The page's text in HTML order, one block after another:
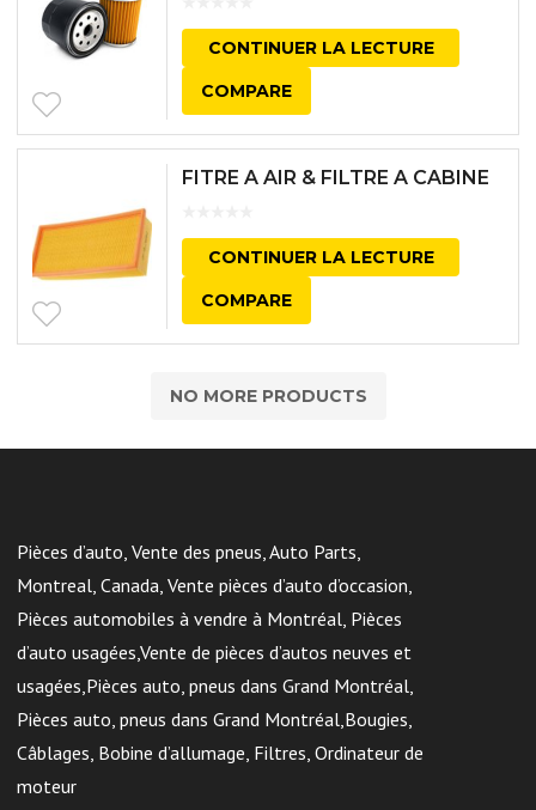
CONTINUER LA LECTURE
COMPARE
FITRE A AIR & FILTRE A CABINE
CONTINUER LA LECTURE
COMPARE
NO MORE PRODUCTS
Pièces d’auto, Vente des pneus, Auto Parts,
Montreal, Canada, Vente pièces d’auto d’occasion,
Pièces automobiles à vendre à Montréal, Pièces
d’auto usagées,Vente de pièces d’autos neuves et
usagées,Pièces auto, pneus dans Grand Montréal,
Pièces auto, pneus dans Grand Montréal,Bougies,
Câblages, Bobine d’allumage, Filtres, Ordinateur de
moteur